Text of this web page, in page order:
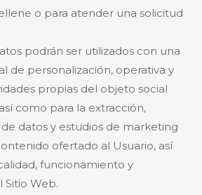
o para atender una solicitud
podrán ser utilizados con una
de personalización, operativa y
propias del objeto social
como para la extracción,
datos y estudios de marketing
ofertado al Usuario, así
funcionamiento y
Sitio Web.